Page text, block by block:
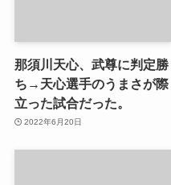
那須川天心、武尊に判定勝
ち→天心選手のうまさが際
立った試合だった。
2022年6月20日